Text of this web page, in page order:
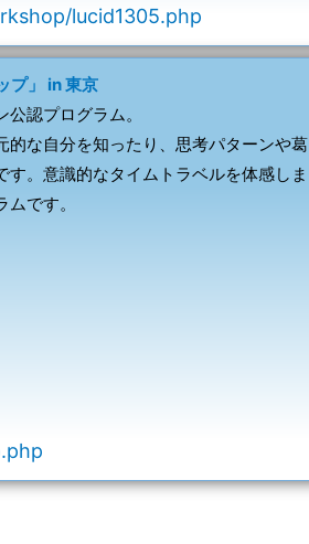
lucid1305.php
プ」 in 東京
認プログラム。
な自分を知ったり、思考パターンや葛
。意識的なタイムトラベルを体感しま
です。